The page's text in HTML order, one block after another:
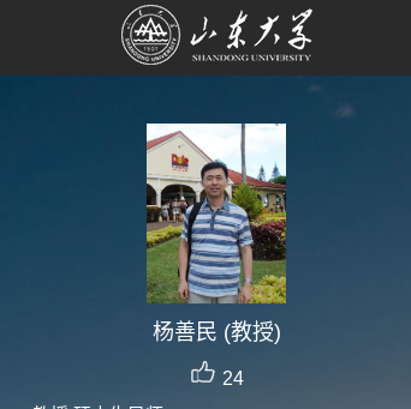
杨善民 (教授)
24